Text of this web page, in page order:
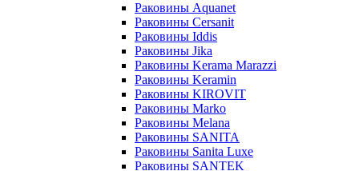
Раковины Aquanet
Раковины Cersanit
Раковины Iddis
Раковины Jika
Раковины Kerama Marazzi
Раковины Keramin
Раковины KIROVIT
Раковины Marko
Раковины Melana
Раковины SANITA
Раковины Sanita Luxe
Раковины SANTEK